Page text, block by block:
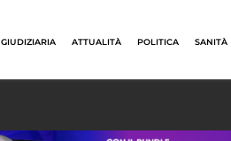
GIUDIZIARIA ATTUALITÀ POLITICA SANITÀ